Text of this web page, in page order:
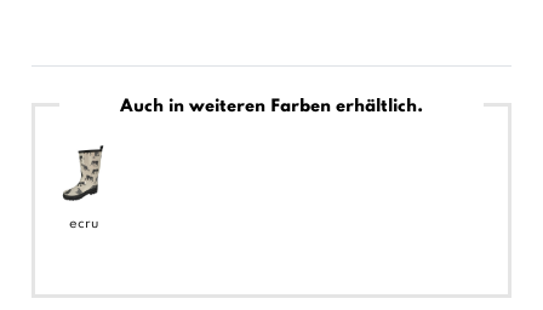
Auch in weiteren Farben erhältlich.
ecru